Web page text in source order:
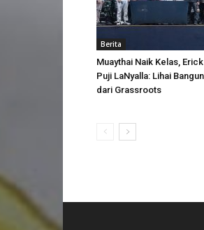
Berita
Muaythai Naik Kelas,
Puji LaNyalla: Lihai
dari Grassroots